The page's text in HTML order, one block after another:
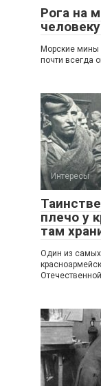
Рога на
Морские мины
почти всегда
Интересы
плечо у
там
Один из самых